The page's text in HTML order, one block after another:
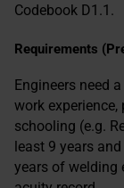
Codebook D1.1.
Requirements
Engineers need
work
schooling (e.g.
least 9 years
years of welding